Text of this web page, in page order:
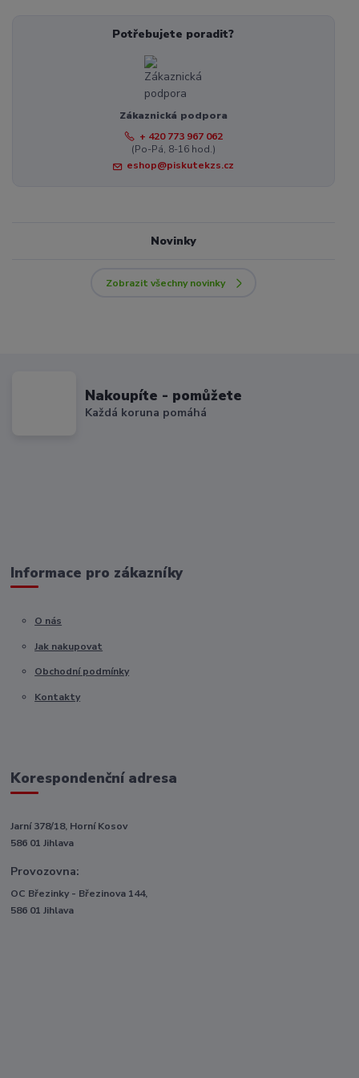
Potřebujete poradit?
Zákaznická podpora
+ 420 773 967 062
(Po-Pá, 8-16 hod.)
eshop@piskutekzs.cz
Novinky
Zobrazit všechny novinky
Nakoupíte - pomůžete
Každá koruna pomáhá
Informace pro zákazníky
O nás
Jak nakupovat
Obchodní podmínky
Kontakty
Korespondenční adresa
Jarní 378/18, Horní Kosov
586 01 Jihlava
Provozovna:
OC Březinky - Březinova 144,
586 01 Jihlava